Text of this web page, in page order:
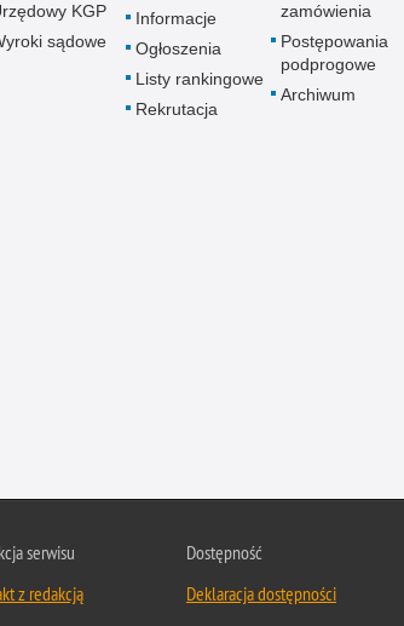
KGP
sądowe
Informacje
Ogłoszenia
Listy rankingowe
Rekrutacja
zamówienia
Postępowania
podprogowe
Archiwum
serwisu
z redakcją
Dostępność
Deklaracja dostępności